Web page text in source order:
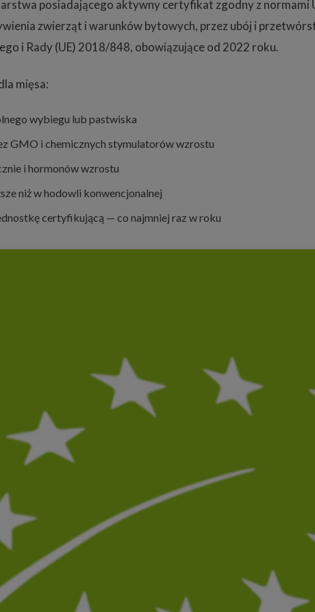
posiadającego aktywny certyfikat zgodny z
zwierząt i warunków bytowych, przez ubój i
i Rady (UE) 2018/848, obowiązujące od 2022 roku.
mięsa:
wybiegu lub pastwiska
GMO i chemicznych stymulatorów wzrostu
i hormonów wzrostu
niż w hodowli konwencjonalnej
certyfikującą — co najmniej raz w roku